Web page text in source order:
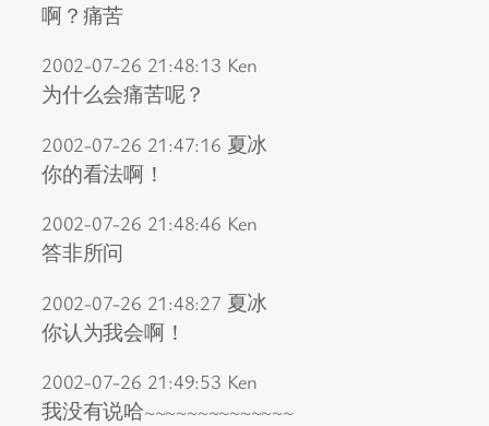
啊？痛苦
2002-07-26 21:48:13 Ken
为什么会痛苦呢？
2002-07-26 21:47:16 夏冰
你的看法啊！
2002-07-26 21:48:46 Ken
答非所问
2002-07-26 21:48:27 夏冰
你认为我会啊！
2002-07-26 21:49:53 Ken
我没有说哈~~~~~~~~~~~~~~